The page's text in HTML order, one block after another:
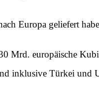
Europa geliefert
europäische
inklusive Türkei und